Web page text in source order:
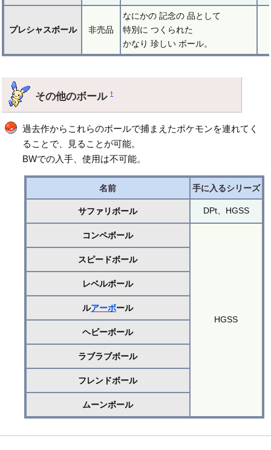
プレシャスボール 非売品
なにかの 記念の 品として
特別に つくられた
かなり 珍しい ボール。
その他のボール†
過去作からこれらのボールで捕まえたポケモンを連れてく
ることで、見ることが可能。
BWでの入手、使用は不可能。
名前 手に入るシリーズ
サファリボール DPt、HGSS
コンペボール
HGSS
スピードボール
レベルボール
ルアーボール
ヘビーボール
ラブラブボール
フレンドボール
ムーンボール